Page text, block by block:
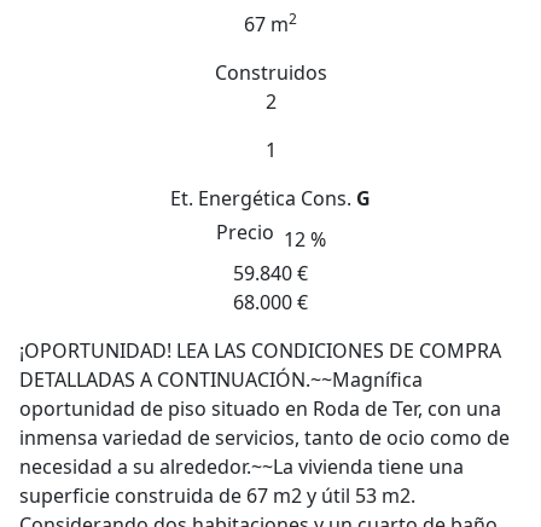
67 m2
Construidos
2
1
Et. Energética Cons. G
Precio 12 %
59.840 €
68.000 €
¡OPORTUNIDAD! LEA LAS CONDICIONES DE COMPRA
DETALLADAS A CONTINUACIÓN.~~Magnífica
oportunidad de piso situado en Roda de Ter, con una
inmensa variedad de servicios, tanto de ocio como de
necesidad a su alrededor.~~La vivienda tiene una
superficie construida de 67 m2 y útil 53 m2.